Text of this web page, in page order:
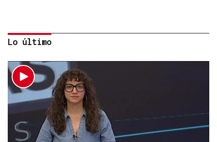
MEDICINA FÍSICA Y REHABILITACIÓN
Lo último